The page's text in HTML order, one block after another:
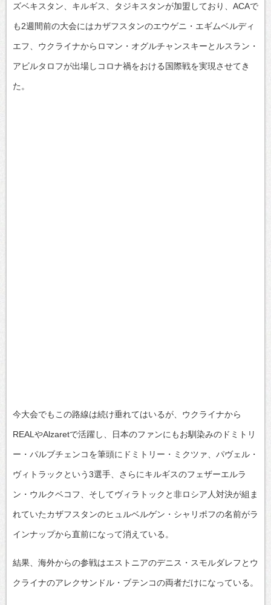
ズベキスタン、キルギス、タジキスタンが加盟しており、ACAで
も2週間前の大会にはカザフスタンのエウゲニ・エギムベルディ
エフ、ウクライナからロマン・オグルチャンスキーとルスラン・
アビルタロフが出場しコロナ禍をおける国際戦を実現させてき
た。
今大会でもこの路線は続け垂れてはいるが、ウクライナから
REALやAlzaretで活躍し、日本のファンにもお馴染みのドミトリ
ー・パルブチェンコを筆頭にドミトリー・ミクツァ、パヴェル・
ヴィトラックという3選手、さらにキルギスのフェザーエルラ
ン・ウルクベコフ、そしてヴィラトックと非ロシア人対決が組ま
れていたカザフスタンのヒュルベルゲン・シャリポフの名前がラ
インナップから直前になって消えている。
結果、海外からの参戦はエストニアのデニス・スモルダレフとウ
クライナのアレクサンドル・ブテンコの両者だけになっている。